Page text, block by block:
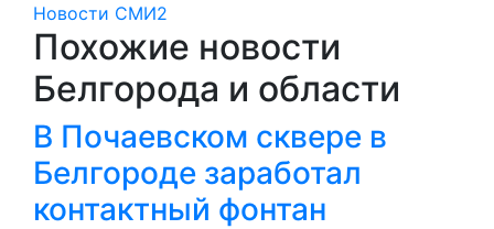
Новости СМИ2
Похожие новости
Белгорода и области
В Почаевском сквере в
Белгороде заработал
контактный фонтан